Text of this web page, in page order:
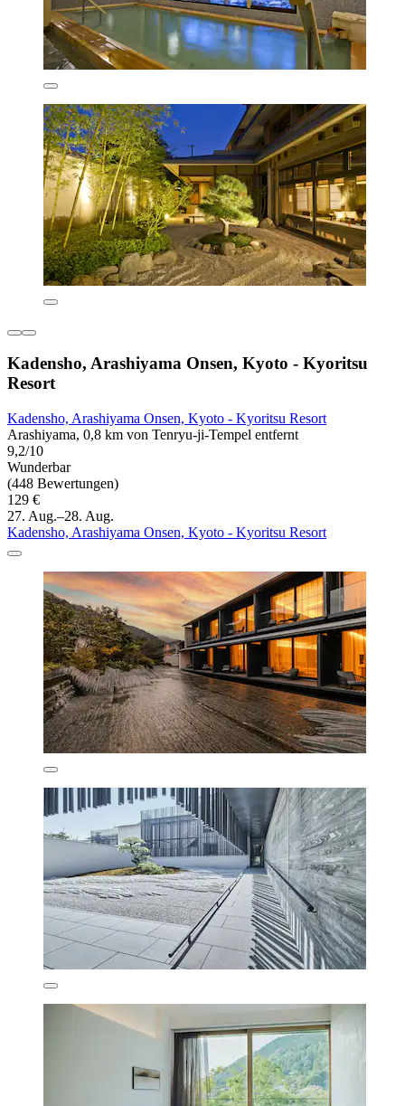
Kadensho, Arashiyama Onsen, Kyoto - Kyoritsu
Resort
Kadensho, Arashiyama Onsen, Kyoto - Kyoritsu Resort
Arashiyama, 0,8 km von Tenryu-ji-Tempel entfernt
9,2/10
Wunderbar
(448 Bewertungen)
129 €
27. Aug.–28. Aug.
Kadensho, Arashiyama Onsen, Kyoto - Kyoritsu Resort